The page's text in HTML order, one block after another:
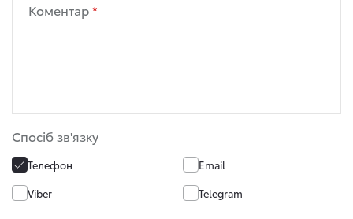
Коментар
Спосіб зв'язку
Телефон
Email
Viber
Telegram